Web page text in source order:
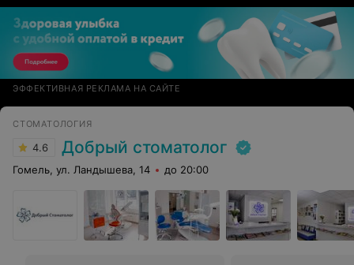
ЭФФЕКТИВНАЯ РЕКЛАМА НА САЙТЕ
СТОМАТОЛОГИЯ
4.6 Добрый стоматолог
Гомель, ул. Ландышева, 14 до 20:00